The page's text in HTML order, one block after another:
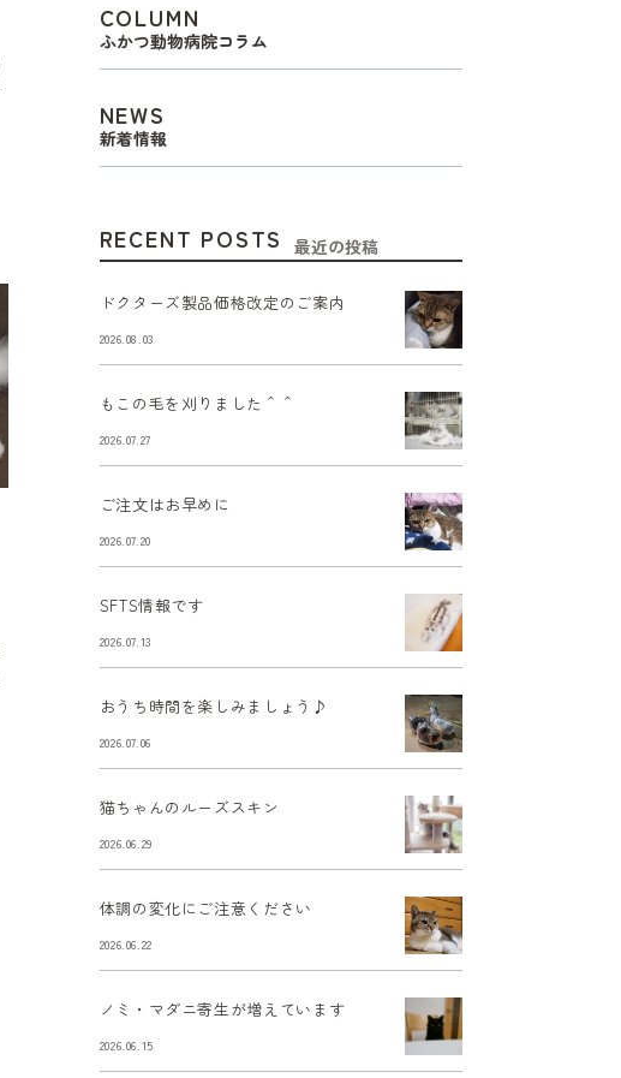
COLUMN
ふかつ動物病院コラム
NEWS
新着情報
RECENT POSTS 最近の投稿
ドクターズ製品価格改定のご案内
2026.08.03
もこの毛を刈りました＾＾
2026.07.27
ご注文はお早めに
2026.07.20
SFTS情報です
2026.07.13
おうち時間を楽しみましょう♪
2026.07.06
猫ちゃんのルーズスキン
2026.06.29
体調の変化にご注意ください
2026.06.22
ノミ・マダニ寄生が増えています
2026.06.15